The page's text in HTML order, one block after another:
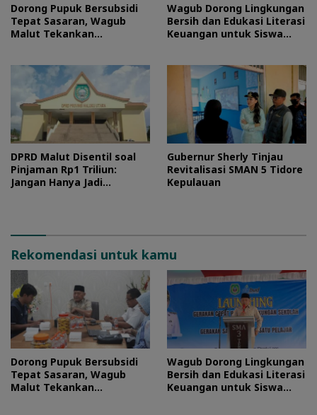
Dorong Pupuk Bersubsidi
Tepat Sasaran, Wagub
Malut Tekankan
Wagub Dorong Lingkungan
Bersih dan Edukasi Literasi
Keuangan untuk Siswa
DPRD Malut Disentil soal
Pinjaman Rp1 Triliun:
Jangan Hanya Jadi
Gubernur Sherly Tinjau
Revitalisasi SMAN 5 Tidore
Kepulauan
Rekomendasi untuk kamu
Dorong Pupuk Bersubsidi
Tepat Sasaran, Wagub
Malut Tekankan
Wagub Dorong Lingkungan
Bersih dan Edukasi Literasi
Keuangan untuk Siswa